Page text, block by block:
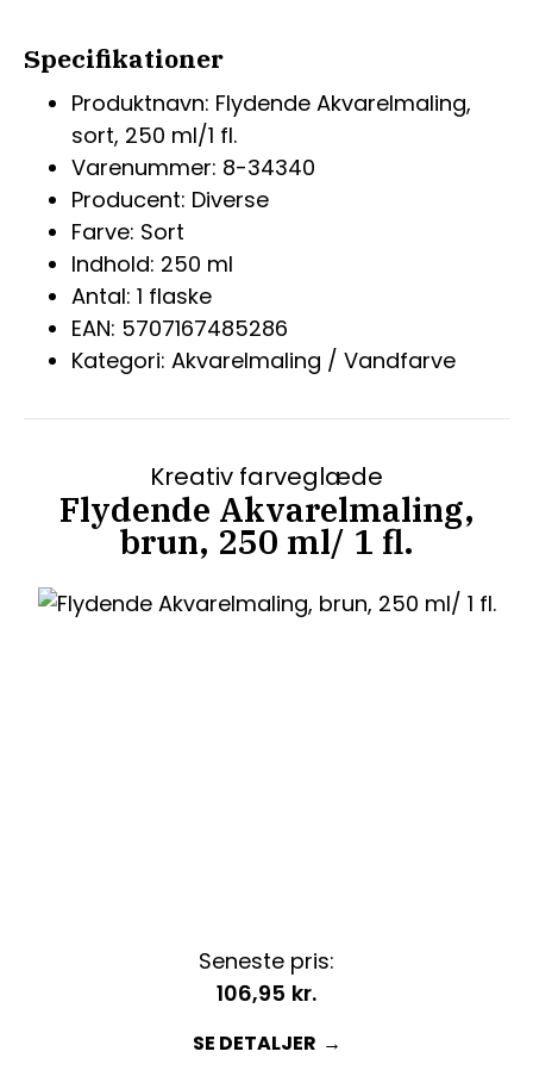
Specifikationer
Produktnavn: Flydende Akvarelmaling,
sort, 250 ml/1 fl.
Varenummer: 8-34340
Producent: Diverse
Farve: Sort
Indhold: 250 ml
Antal: 1 flaske
EAN: 5707167485286
Kategori: Akvarelmaling / Vandfarve
Kreativ farveglæde
Flydende Akvarelmaling,
brun, 250 ml/ 1 fl.
Seneste pris:
106,95 kr.
SE DETALJER